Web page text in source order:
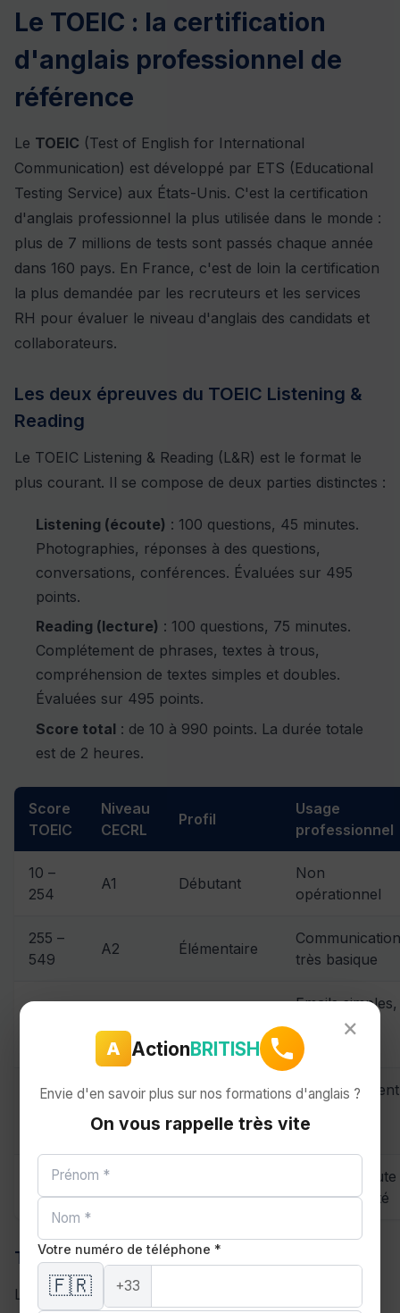
Le TOEIC : la certification
d'anglais professionnel de
référence
Le TOEIC (Test of English for International
Communication) est développé par ETS (Educational
Testing Service) aux États-Unis. C'est la certification
d'anglais professionnel la plus utilisée dans le monde :
plus de 7 millions de tests sont passés chaque année
dans 160 pays. En France, c'est de loin la certification
la plus demandée par les recruteurs et les services
RH pour évaluer le niveau d'anglais des candidats et
collaborateurs.
Les deux épreuves du TOEIC Listening &
Reading
Le TOEIC Listening & Reading (L&R) est le format le
plus courant. Il se compose de deux parties distinctes :
Listening (écoute) : 100 questions, 45 minutes.
Photographies, réponses à des questions,
conversations, conférences. Évaluées sur 495
points.
Reading (lecture) : 100 questions, 75 minutes.
Complétement de phrases, textes à trous,
compréhension de textes simples et doubles.
Évaluées sur 495 points.
Score total : de 10 à 990 points. La durée totale
est de 2 heures.
Score
TOEIC
Niveau
CECRL
Profil
Usage
professionnel
10 –
254
A1 Débutant
Non
opérationnel
255 –
549
A2 Élémentaire
Communication
très basique
Emails simples,
réunions
faciles
785 –
Environnement
standard
945 –
990
Postes à haute
responsabilité
TOEIC Speaking & Writing
Le TOEIC Speaking & Writing (S&W) est une version
×
A ActionBRITISH
Envie d'en savoir plus sur nos formations d'anglais ?
On vous rappelle très vite
Votre numéro de téléphone *
🇫🇷 +33